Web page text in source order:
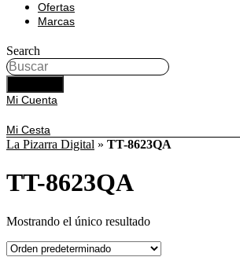
Ofertas
Marcas
Search
Mi Cuenta
Mi Cesta
La Pizarra Digital » TT-8623QA
TT-8623QA
Mostrando el único resultado